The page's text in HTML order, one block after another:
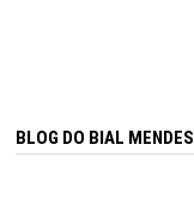
BLOG DO BIAL MENDES